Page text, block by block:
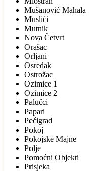
Mušanović Mahala
Muslići
Mutnik
Nova Četvrt
Orašac
Orljani
Osredak
Ostrožac
Ozimice 1
Ozimice 2
Palučci
Papari
Pećigrad
Pokoj
Pokojske Majne
Polje
Pomoćni Objekti
Prisjeka